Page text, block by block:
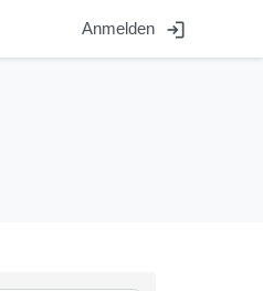
Anmelden login